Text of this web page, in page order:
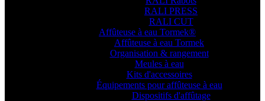
RALI PRESS
RALI CUT
Affûteuse à eau Tormek®
Affûteuse à eau Tormek
Organisation & rangement
Meules à eau
Kits d'accessoires
Équipements pour affûteuse à eau
Dispositifs d'affûtage